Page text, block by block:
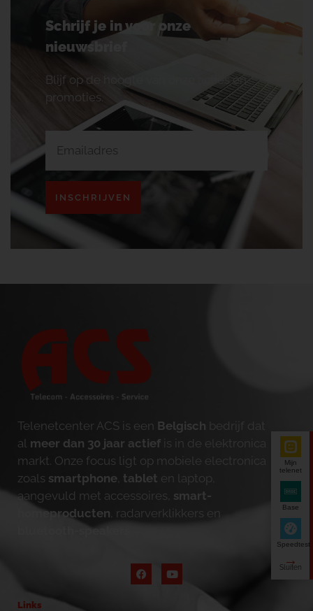
Schrijf je in voor onze
nieuwsbrief
Blijf op de hoogte van onze acties en
promoties.
INSCHRIJVEN
Telenetcenter ACS is een Belgisch bedrijf dat
al meer dan 30 jaar actief is in de elektronica
markt. Onze focus ligt op mobiele electronica
zoals smartphone tablet en laptop,
aangevuld met accessoires, smart-
homeproducten , radarverklikkers en
bluetooth-speakers
Links
Mijn
telenet
Base
Speedtest